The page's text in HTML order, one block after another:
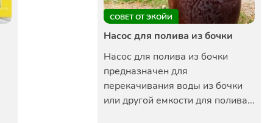
СОВЕТ ОТ ЭКОЙИ
Насос для полива из бочки
Насос для полива из бочки
предназначен для
перекачивания воды из бочки
или другой емкости для полива...